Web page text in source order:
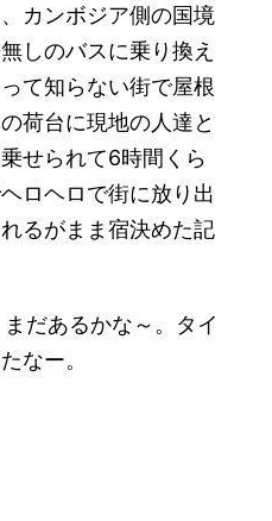
カンボジア側の国境
しのバスに乗り換え
て知らない街で屋根
荷台に現地の人達と
せられて6時間くら
ロヘロで街に放り出
るがまま宿決めた記
だあるかな～。タイ
なー。